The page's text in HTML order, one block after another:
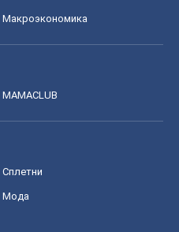
Mакроэкономика
MAMACLUB
Сплетни
Мода